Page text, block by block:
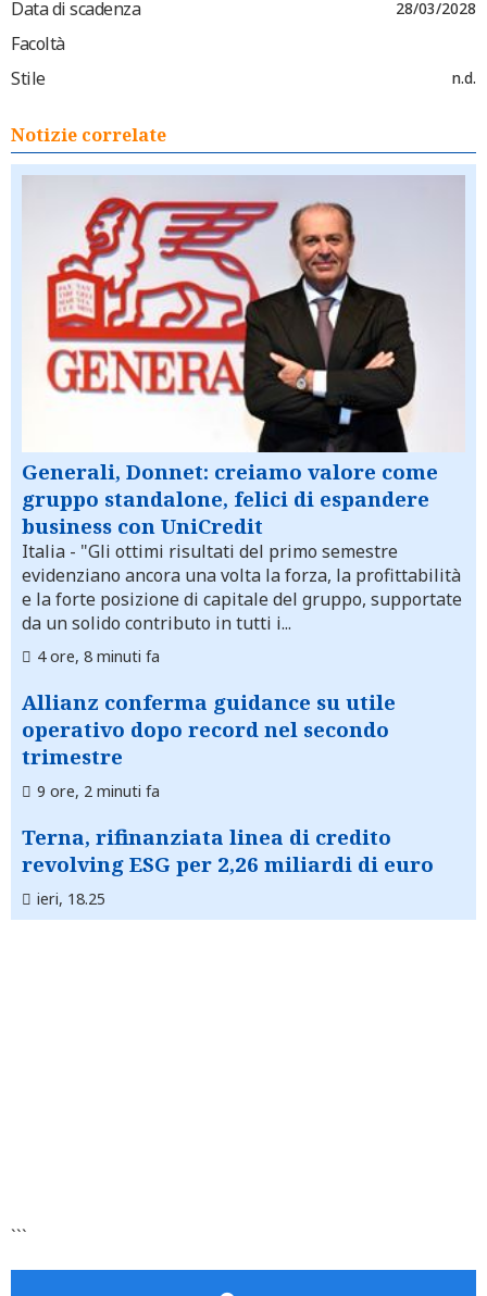
Data di scadenza 28/03/2028
Facoltà
Stile
n.d.
Notizie correlate
Generali, Donnet: creiamo valore come
gruppo standalone, felici di espandere
business con UniCredit
Italia - "Gli ottimi risultati del primo semestre
evidenziano ancora una volta la forza, la profittabilità
e la forte posizione di capitale del gruppo, supportate
da un solido contributo in tutti i...
4 ore, 8 minuti fa
Allianz conferma guidance su utile
operativo dopo record nel secondo
trimestre
9 ore, 2 minuti fa
Terna, rifinanziata linea di credito
revolving ESG per 2,26 miliardi di euro
ieri, 18.25
```